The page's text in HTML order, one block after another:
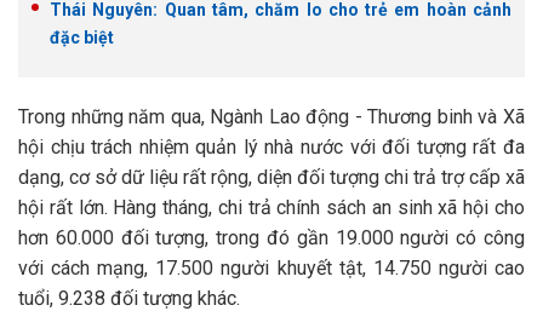
Thái Nguyên: Quan tâm, chăm lo cho trẻ em hoàn cảnh
đặc biệt
Trong những năm qua, Ngành Lao động - Thương binh và Xã
hội chịu trách nhiệm quản lý nhà nước với đối tượng rất đa
dạng, cơ sở dữ liệu rất rộng, diện đối tượng chi trả trợ cấp xã
hội rất lớn. Hàng tháng, chi trả chính sách an sinh xã hội cho
hơn 60.000 đối tượng, trong đó gần 19.000 người có công
với cách mạng, 17.500 người khuyết tật, 14.750 người cao
tuổi, 9.238 đối tượng khác.